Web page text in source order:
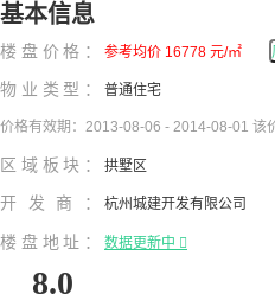
基本信息
楼盘价格： 参考均价 16778 元/㎡
物业类型： 普通住宅
价格有效期：2013-08-06 - 2014-08-01 该
区域板块： 拱墅区
开发商： 杭州城建开发有限公司
楼盘地址： 数据更新中 
8.0